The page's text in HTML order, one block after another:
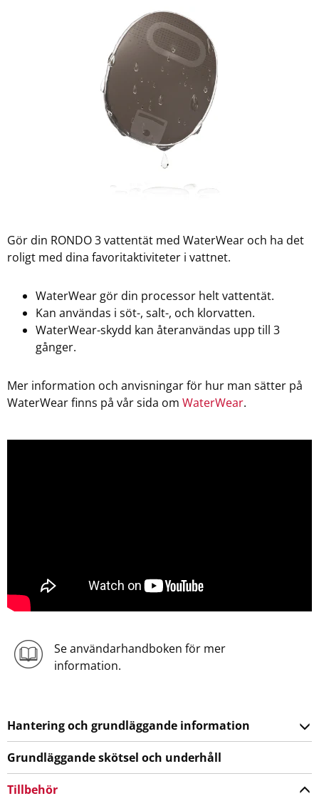
Gör din RONDO 3 vattentät med WaterWear och ha det
roligt med dina favoritaktiviteter i vattnet.
WaterWear gör din processor helt vattentät.
Kan användas i söt-, salt-, och klorvatten.
WaterWear-skydd kan återanvändas upp till 3
gånger.
Mer information och anvisningar för hur man sätter på
WaterWear finns på vår sida om WaterWear.
Se användarhandboken för mer
information.
Hantering och grundläggande information
Grundläggande skötsel och underhåll
Tillbehör